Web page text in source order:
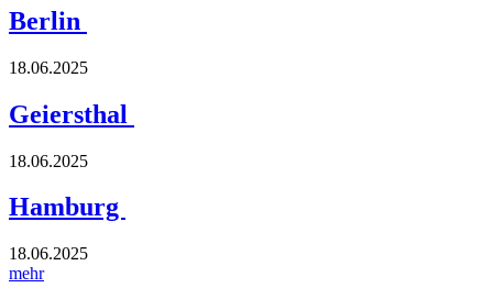
Berlin
18.06.2025
Geiersthal
18.06.2025
Hamburg
18.06.2025
mehr